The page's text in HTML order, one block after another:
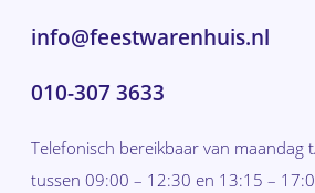
info@feestwarenhuis.nl
010-307 3633
Telefonisch bereikbaar van maandag
tussen 09:00 – 12:30 en 13:15 –